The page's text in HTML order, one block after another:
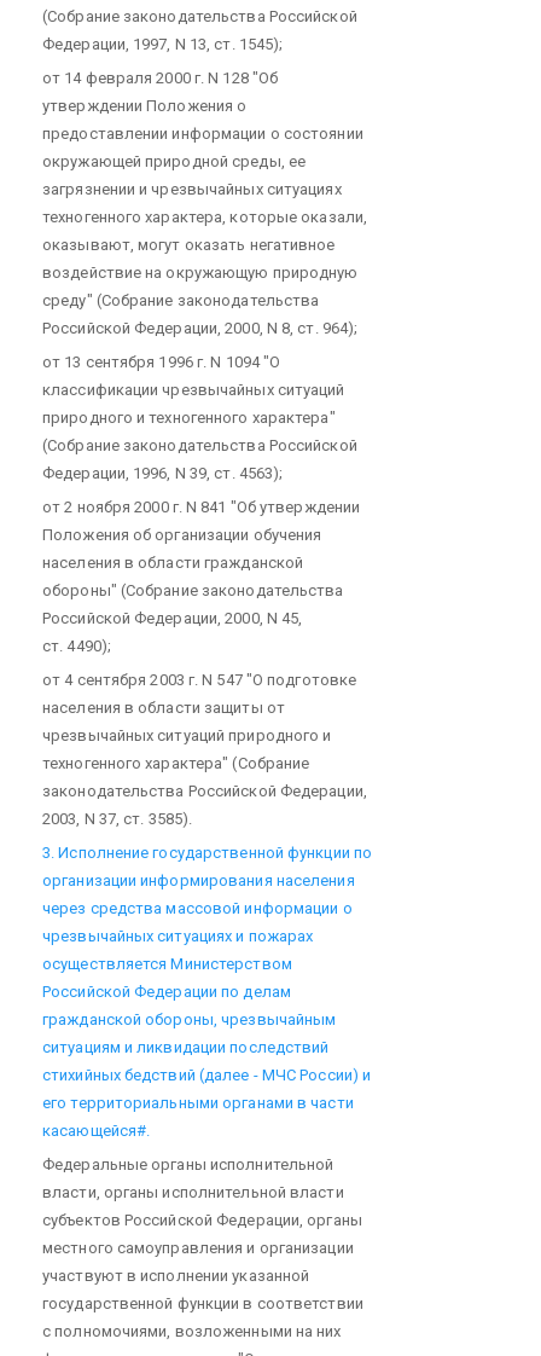
(Собрание законодательства Российской
Федерации, 1997, N 13, ст. 1545);
от 14 февраля 2000 г. N 128 "Об
утверждении Положения о
предоставлении информации о состоянии
окружающей природной среды, ее
загрязнении и чрезвычайных ситуациях
техногенного характера, которые оказали,
оказывают, могут оказать негативное
воздействие на окружающую природную
среду" (Собрание законодательства
Российской Федерации, 2000, N 8, ст. 964);
от 13 сентября 1996 г. N 1094 "О
классификации чрезвычайных ситуаций
природного и техногенного характера"
(Собрание законодательства Российской
Федерации, 1996, N 39, ст. 4563);
от 2 ноября 2000 г. N 841 "Об утверждении
Положения об организации обучения
населения в области гражданской
обороны" (Собрание законодательства
Российской Федерации, 2000, N 45,
ст. 4490);
от 4 сентября 2003 г. N 547 "О подготовке
населения в области защиты от
чрезвычайных ситуаций природного и
техногенного характера" (Собрание
законодательства Российской Федерации,
2003, N 37, ст. 3585).
3. Исполнение государственной функции по
организации информирования населения
через средства массовой информации о
чрезвычайных ситуациях и пожарах
осуществляется Министерством
Российской Федерации по делам
гражданской обороны, чрезвычайным
ситуациям и ликвидации последствий
стихийных бедствий (далее - МЧС России) и
его территориальными органами в части
касающейся#.
Федеральные органы исполнительной
власти, органы исполнительной власти
субъектов Российской Федерации, органы
местного самоуправления и организации
участвуют в исполнении указанной
государственной функции в соответствии
с полномочиями, возложенными на них